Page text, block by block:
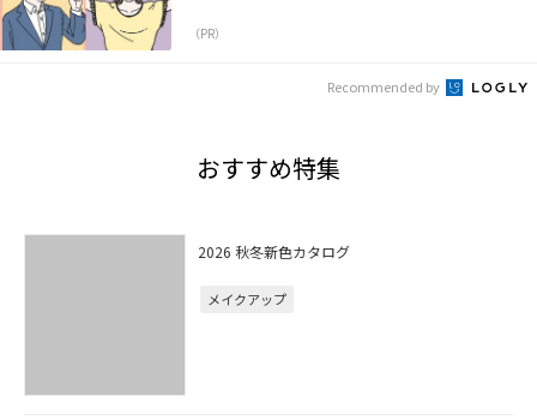
（PR）
Recommended by
おすすめ特集
2026 秋冬新色カタログ
メイクアップ